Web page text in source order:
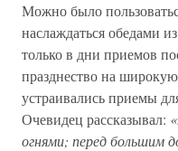
Можно было
наслаждаться обедами
только в дни приемов
празднество на
устраивались приемы
Очевидец рассказывал:
огнями; перед большим